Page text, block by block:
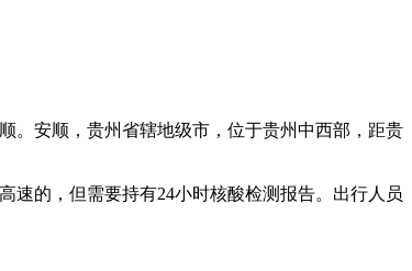
。安顺，贵州省辖地级市，位于贵州中西部，距贵
速的，但需要持有24小时核酸检测报告。出行人员